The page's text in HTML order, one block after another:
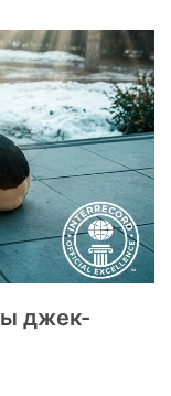
джек-